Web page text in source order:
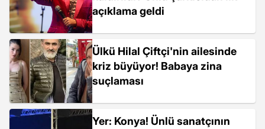
açıklama geldi
Ülkü Hilal Çiftçi'nin ailesinde
kriz büyüyor! Babaya zina
suçlaması
Yer: Konya! Ünlü sanatçının